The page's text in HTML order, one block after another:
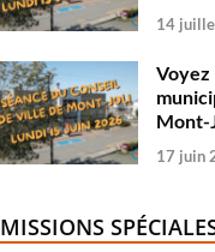
14
Voyez
Mont-
17 juin